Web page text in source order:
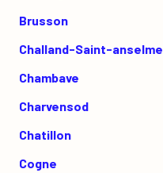
Brusson
Challand-Saint-anselme
Chambave
Charvensod
Chatillon
Cogne